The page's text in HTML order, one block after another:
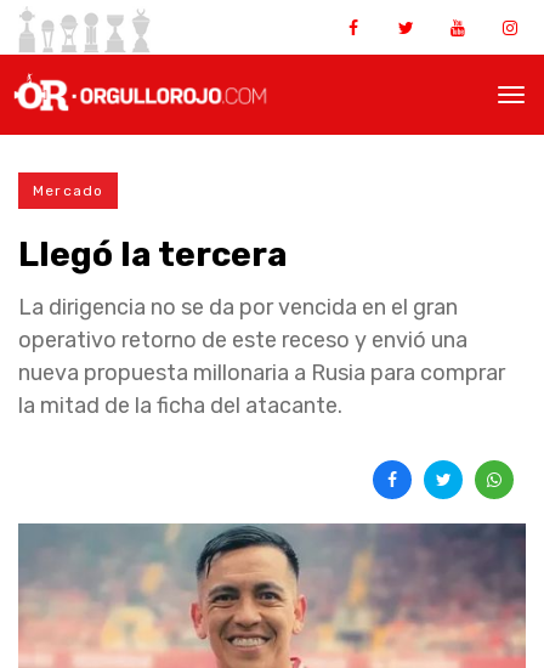
Mercado
Llegó la tercera
La dirigencia no se da por vencida en el gran
operativo retorno de este receso y envió una
nueva propuesta millonaria a Rusia para comprar
la mitad de la ficha del atacante.